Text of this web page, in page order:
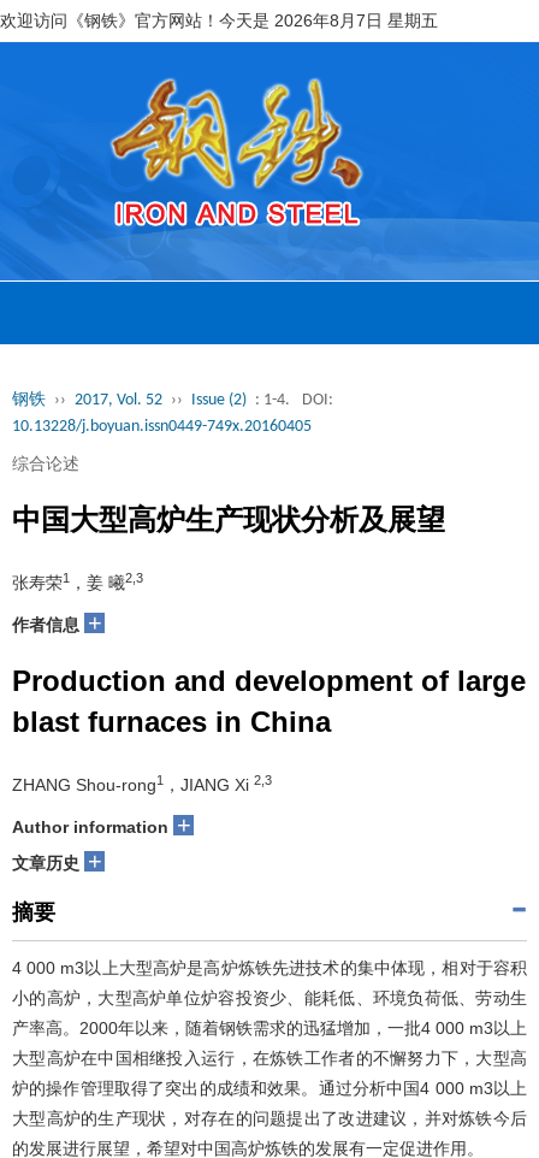
欢迎访问《钢铁》官方网站！今天是 2026年8月7日 星期五
钢铁 ›› 2017, Vol. 52 ›› Issue (2) : 1-4.
DOI:
10.13228/j.boyuan.issn0449-749x.20160405
综合论述
中国大型高炉生产现状分析及展望
张寿荣1 ，姜 曦2,3
作者信息 +
Production and development of large
blast furnaces in China
ZHANG Shou-rong1 ，JIANG Xi 2,3
Author information +
文章历史 +
摘要
4 000 m3以上大型高炉是高炉炼铁先进技术的集中体现，相对于容积
小的高炉，大型高炉单位炉容投资少、能耗低、环境负荷低、劳动生
产率高。2000年以来，随着钢铁需求的迅猛增加，一批4 000 m3以上
大型高炉在中国相继投入运行，在炼铁工作者的不懈努力下，大型高
炉的操作管理取得了突出的成绩和效果。通过分析中国4 000 m3以上
大型高炉的生产现状，对存在的问题提出了改进建议，并对炼铁今后
的发展进行展望，希望对中国高炉炼铁的发展有一定促进作用。